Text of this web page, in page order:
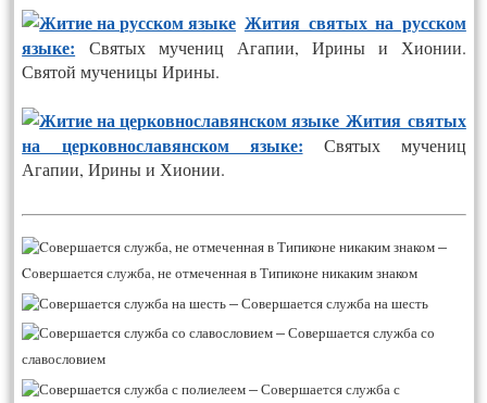
Жития святых на русском
языке: Святых мучениц Агапии, Ирины и Хионии.
Святой мученицы Ирины.
Жития святых
на церковнославянском языке: Святых мучениц
Агапии, Ирины и Хионии.
–
Cовершается служба, не отмеченная в Типиконе никаким знаком
–Совершается служба на шесть
–Совершается служба со
славословием
–Совершается служба с